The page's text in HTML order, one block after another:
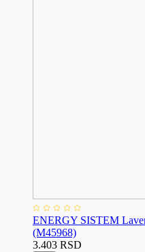
ENERGY SISTEM
(M45968)
3.403 RSD